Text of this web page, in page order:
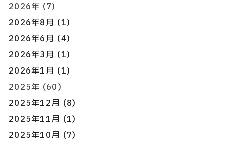
2026年 (7)
2026年8月 (1)
2026年6月 (4)
2026年3月 (1)
2026年1月 (1)
2025年 (60)
2025年12月 (8)
2025年11月 (1)
2025年10月 (7)